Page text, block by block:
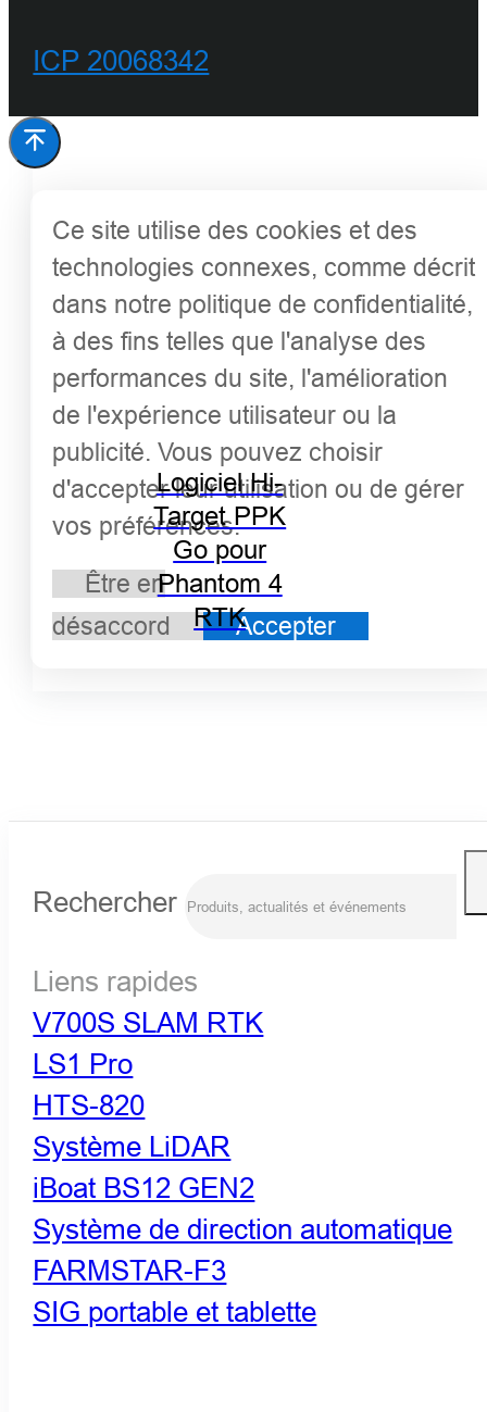
Logiciel Hi-
Target PPK
Go pour
Phantom 4
RTK
ICP 20068342
Ce site utilise des cookies et des
technologies connexes, comme décrit
dans notre politique de confidentialité,
à des fins telles que l'analyse des
performances du site, l'amélioration
de l'expérience utilisateur ou la
publicité. Vous pouvez choisir
d'accepter leur utilisation ou de gérer
vos préférences.
Être en
désaccord
Accepter
Rechercher
Liens rapides
V700S SLAM RTK
LS1 Pro
HTS-820
Système LiDAR
iBoat BS12 GEN2
Système de direction automatique
FARMSTAR-F3
SIG portable et tablette